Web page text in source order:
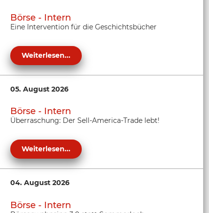
Börse - Intern
Eine Intervention für die Geschichtsbücher
Weiterlesen...
05. August 2026
Börse - Intern
Überraschung: Der Sell-America-Trade lebt!
Weiterlesen...
04. August 2026
Börse - Intern